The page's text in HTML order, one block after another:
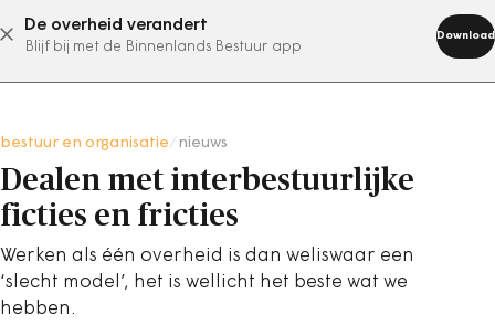
De overheid verandert
Blijf bij met de Binnenlands Bestuur app
Download
abonneer nu
bestuur en organisatie nieuws
Dealen met interbestuurlijke
ficties en fricties
Werken als één overheid is dan weliswaar een
‘slecht model’, het is wellicht het beste wat we
hebben.